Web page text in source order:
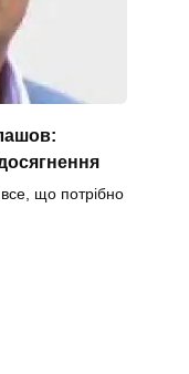
що потрібно